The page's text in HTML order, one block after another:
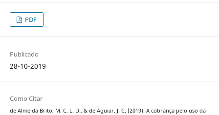
PDF
Publicado
28-10-2019
Como Citar
de Almeida Brito, M. C. L. D., & de Aguiar, J. C. (2019). A cobrança pelo uso da